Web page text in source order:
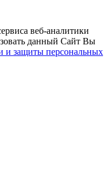
веб-аналитики
данный Сайт Вы
и защиты персональных